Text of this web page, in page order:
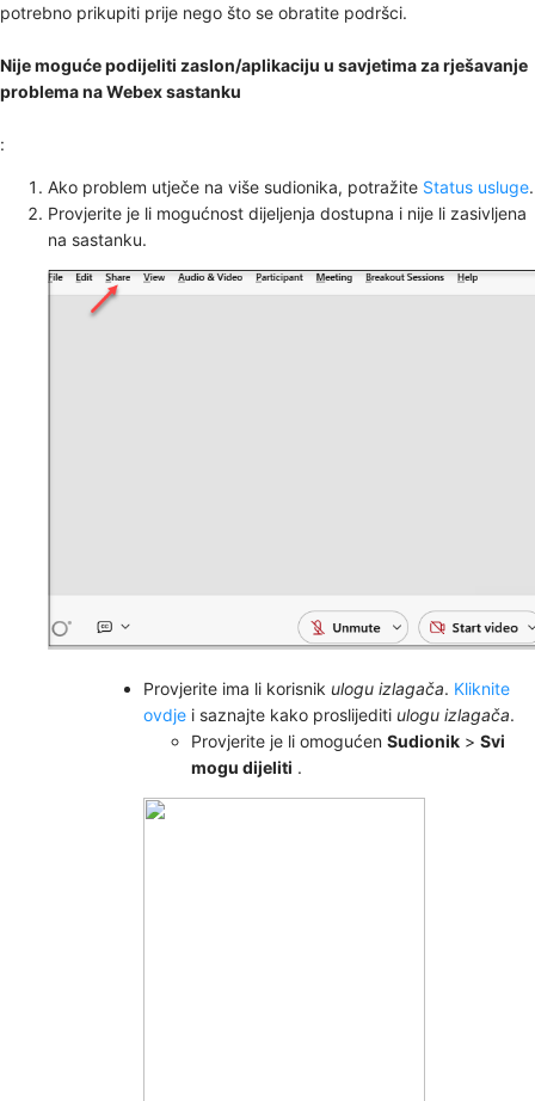
potrebno prikupiti prije nego što se obratite podršci.
Nije moguće podijeliti zaslon/aplikaciju u savjetima za rješavanje
problema na Webex sastanku
:
Ako problem utječe na više sudionika, potražite Status usluge.
Provjerite je li mogućnost dijeljenja dostupna i nije li zasivljena
na sastanku.
Provjerite ima li korisnik ulogu izlagača. Kliknite
ovdje i saznajte kako proslijediti ulogu izlagača.
Provjerite je li omogućen Sudionik > Svi
mogu dijeliti .